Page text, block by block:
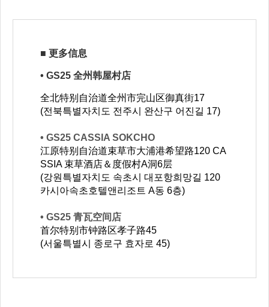
■ 更多信息
• GS25 全州韩屋村店
全北特别自治道全州市完山区御真街17
(전북특별자치도 전주시 완산구 어진길 17)
• GS25 CASSIA SOKCHO
江原特别自治道束草市大浦港希望路120 CA
SSIA 束草酒店＆度假村A洞6层
(강원특별자치도 속초시 대포항희망길 120
카시아속초호텔앤리조트 A동 6층)
• GS25 青瓦空间店
首尔特别市钟路区孝子路45
(서울특별시 종로구 효자로 45)